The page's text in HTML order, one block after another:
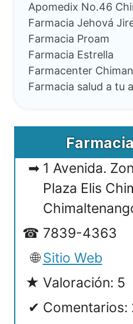
Apomedix No.46
Farmacia Jehová
Farmacia Proam
Farmacia Estrella
Farmacenter
Farmacia salud a tu
1 Avenida.
Plaza Elis
7839-4363
Sitio Web
Valoración: 5
Comentarios: